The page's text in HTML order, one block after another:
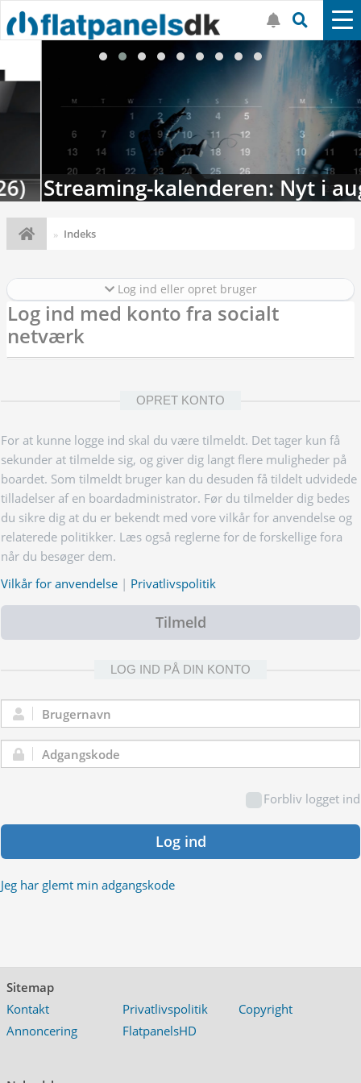
Streaming-kalenderen: Nyt i august
Indeks
Log ind eller opret bruger
Log ind med konto fra socialt
netværk
OPRET KONTO
For at kunne logge ind skal du være tilmeldt. Det tager kun få
sekunder at tilmelde sig, og giver dig langt flere muligheder på
boardet. Som tilmeldt bruger kan du desuden få tildelt udvidede
tilladelser af en boardadministrator. Før du tilmelder dig bedes
du sikre dig at du er bekendt med vore vilkår for anvendelse og
relaterede politikker. Læs også reglerne for de forskellige fora
når du besøger dem.
Vilkår for anvendelse | Privatlivspolitik
Tilmeld
LOG IND PÅ DIN KONTO
Brugernavn:
Adgangskode:
Forbliv logget ind
Log ind
Jeg har glemt min adgangskode
Sitemap
Kontakt
Privatlivspolitik
Copyright
Annoncering
FlatpanelsHD